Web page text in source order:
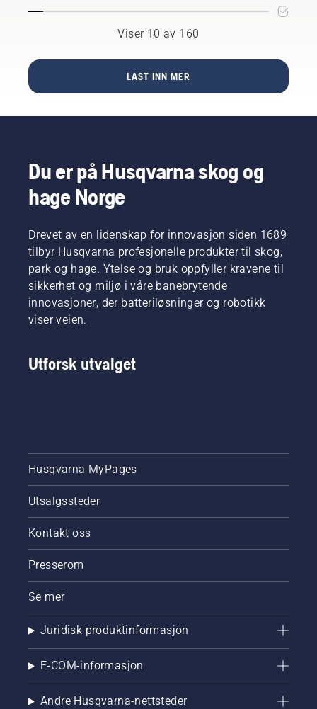
og
brukervennlighet,
starter
med
er
eller bare
det
forskjellige
installasjonsmetoder
som
passer
installasjon
fysiske
perfekte
plenen til
perfekt
minimal
Viser 10 av 160
LAST INN MER
Du er på Husqvarna skog og
hage Norge
Drevet av en lidenskap for innovasjon siden 1689
tilbyr Husqvarna profesjonelle produkter til skog,
park og hage. Ytelse og bruk oppfyller kravene til
sikkerhet og miljø i våre banebrytende
innovasjoner, der batteriløsninger og robotikk
viser veien.
Utforsk utvalget
Husqvarna MyPages
Utsalgssteder
Kontakt oss
Presserom
Se mer
Juridisk produktinformasjon
E-COM-informasjon
Andre Husqvarna-nettsteder